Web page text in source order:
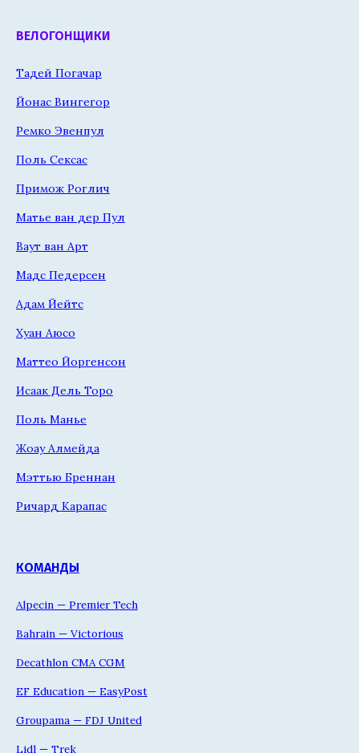
ВЕЛОГОНЩИКИ
Тадей Погачар
Йонас Вингегор
Ремко Эвенпул
Поль Сексас
Примож Роглич
Матье ван дер Пул
Ваут ван Арт
Мадс Педерсен
Адам Йейтс
Хуан Аюсо
Маттео Йоргенсон
Исаак Дель Торо
Поль Манье
Жоау Алмейда
Мэттью Бреннан
Ричард Карапас
КОМАНДЫ
Alpecin — Premier Tech
Bahrain — Victorious
Decathlon CMA CGM
EF Education — EasyPost
Groupama — FDJ United
Lidl — Trek